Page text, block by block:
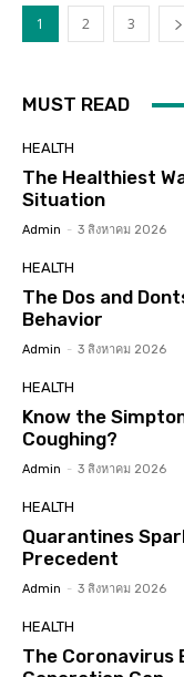
1 2 3
MUST READ
HEALTH
The Healthiest
Situation
Admin - 3 สิงหาคม 2026
HEALTH
The Dos and
Behavior
Admin - 3 สิงหาคม 2026
HEALTH
Know the
Coughing?
Admin - 3 สิงหาคม 2026
HEALTH
Quarantines
Precedent
Admin - 3 สิงหาคม 2026
HEALTH
The Coronavirus